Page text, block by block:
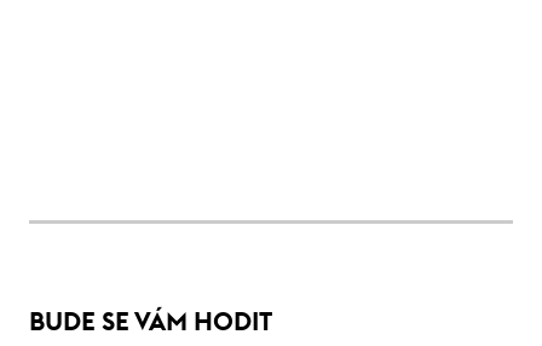
BUDE SE VÁM HODIT